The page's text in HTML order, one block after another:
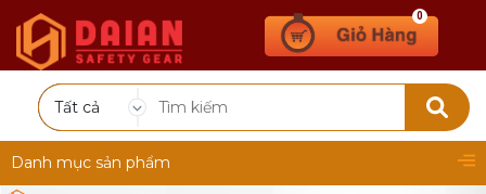
Tất cả
0
Danh mục sản phẩm